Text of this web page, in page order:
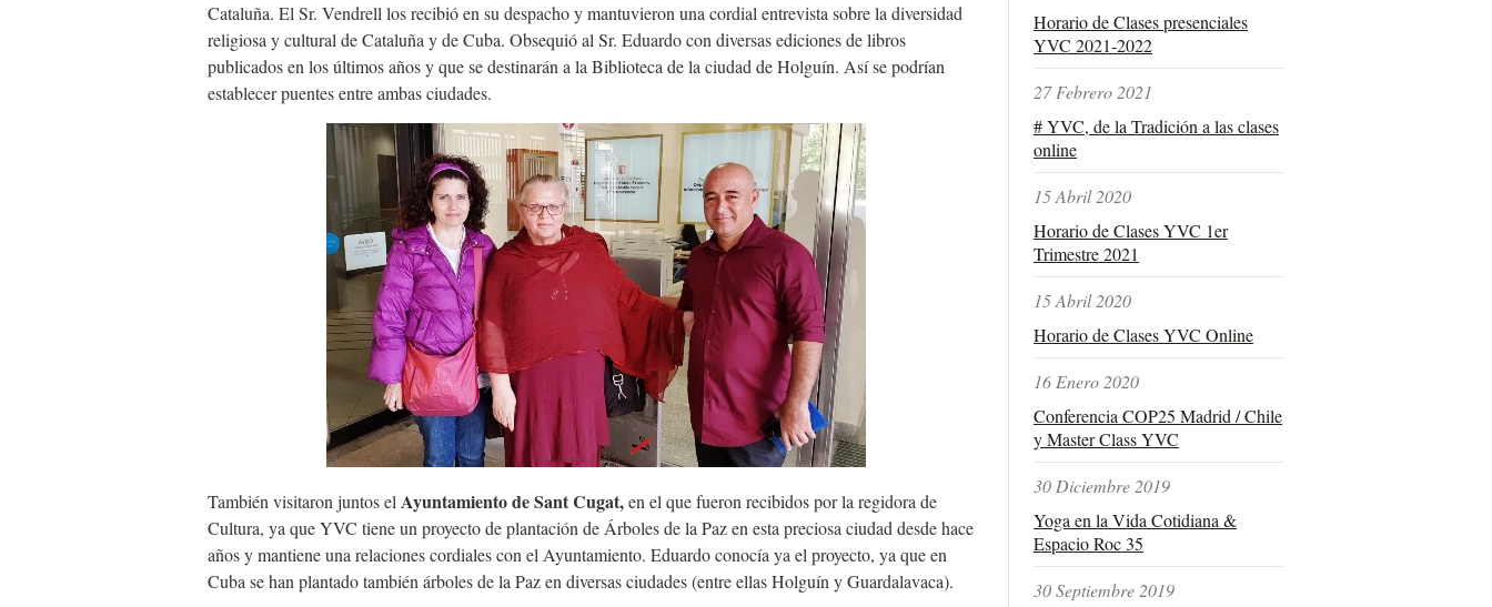
Cataluña. El Sr. Vendrell los recibió en su despacho y mantuvieron una cordial entrevista sobre la diversidad
religiosa y cultural de Cataluña y de Cuba. Obsequió al Sr. Eduardo con diversas ediciones de libros
publicados en los últimos años y que se destinarán a la Biblioteca de la ciudad de Holguín. Así se podrían
establecer puentes entre ambas ciudades.
También visitaron juntos el Ayuntamiento de Sant Cugat,en el que fueron recibidos por la regidora de
Cultura, ya que YVC tiene un proyecto de plantación de Árboles de la Paz en esta preciosa ciudad desde hace
años y mantiene una relaciones cordiales con el Ayuntamiento. Eduardo conocía ya el proyecto, ya que en
Cuba se han plantado también árboles de la Paz en diversas ciudades (entre ellas Holguín y Guardalavaca).
Horario de Clases presenciales
YVC 2021-2022
27 Febrero 2021
# YVC, de la Tradición a las clases
online
15 Abril 2020
Horario de Clases YVC 1er
Trimestre 2021
15 Abril 2020
Horario de Clases YVC Online
16 Enero 2020
Conferencia COP25 Madrid / Chile
y Master Class YVC
30 Diciembre 2019
Yoga en la Vida Cotidiana &
Espacio Roc 35
30 Septiembre 2019